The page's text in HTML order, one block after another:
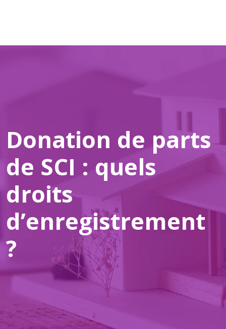
Donation de parts
de SCI : quels
droits
d’enregistrement
?